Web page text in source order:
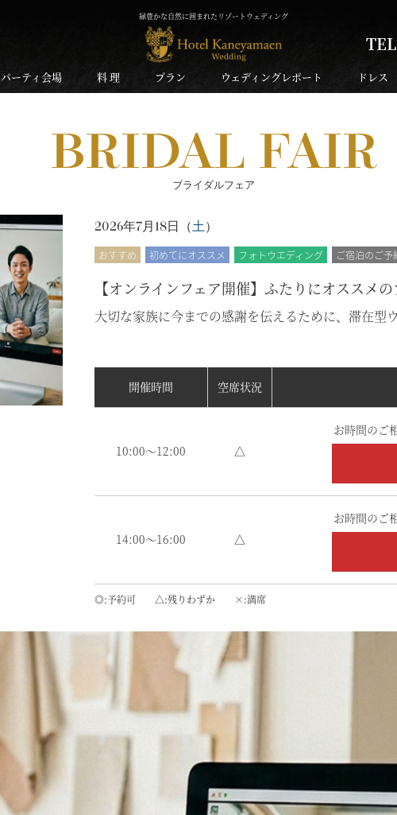
緑豊かな自然に囲まれたリゾートウェディング
パーティ会場 料 理 プラン ウェディングレポート ドレス
BRIDAL FAIR
ブライダルフェア
2026年7月18日（土）
おすすめ 初めてにオススメ フォトウエディング ご宿泊のご予
【オンラインフェア開催】ふたりにオススメ
大切な家族に今までの感謝を伝えるために、滞在型
開催時間 空席状況
10:00～12:00 △
お時間のご
14:00～16:00 △
お時間のご
◎ 予約可 △ 残りわずか × 満席